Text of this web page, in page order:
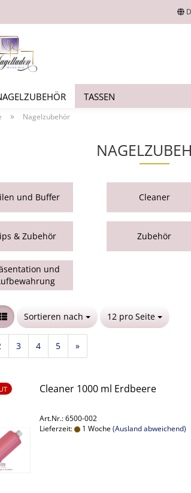
Passwort
Konto erstellen
Passwort vergessen?
TASSEN
» Nagelzubehör
und Buffer Cleaner
& Zubehör Zubehör
und
Sortieren nach
Sortieren nach 12 pro Seite
pro Seite
3 4 5 »
Cleaner 1000 ml Erdbeere
Art.Nr.: 6500-002
Lieferzeit:
1 Woche(Ausland abweichend)